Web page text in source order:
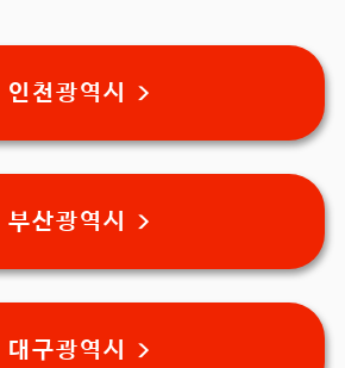
인천광역시 >
부산광역시 >
대구광역시 >